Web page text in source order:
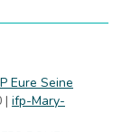
Eure Seine
| ifp-Mary-